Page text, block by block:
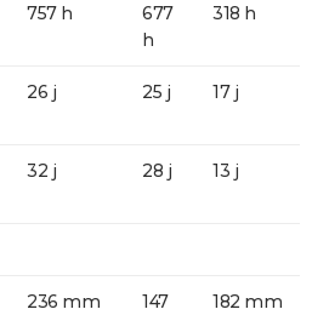
757 h
677
h
318 h
26 j 25 j 17 j
32 j 28 j 13 j
236 mm
147
182 mm